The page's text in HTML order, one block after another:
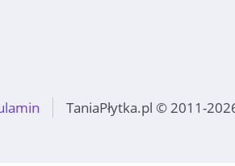
TaniaPłytka.pl © 2011-